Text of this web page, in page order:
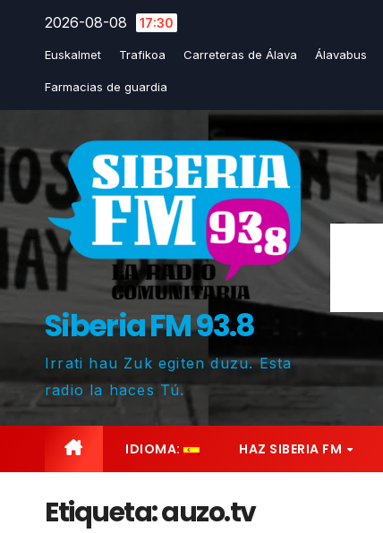
2026-08-08 17:30
Euskalmet Trafikoa Carreteras de Álava Álavabus
Farmacias de guardia
Siberia FM 93.8
Irrati hau Zuk egiten duzu. Esta
radio la haces Tú.
IDIOMA: HAZ SIBERIA FM
Etiqueta:auzo.tv